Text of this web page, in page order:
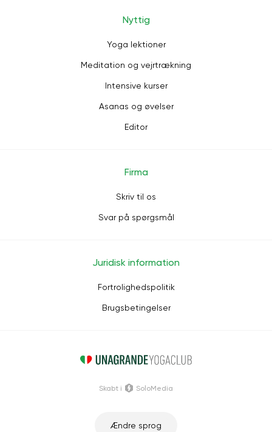
Nyttig
Yoga lektioner
Meditation og vejrtrækning
Intensive kurser
Asanas og øvelser
Editor
Firma
Skriv til os
Svar på spørgsmål
Juridisk information
Fortrolighedspolitik
Brugsbetingelser
Ændre sprog
Skabt i SoloMedia